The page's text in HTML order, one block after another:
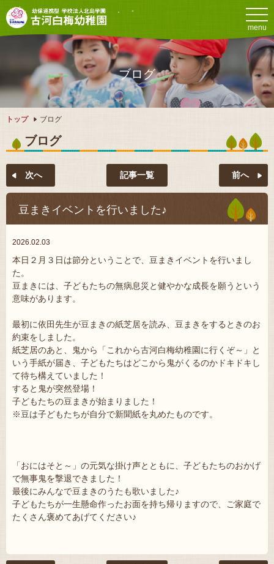
menu
ブログ
トップ ブログ
ブログ
記事一覧
豆まきイベントを行いました♪
2026.02.03
本日２月３日は節分ということで、豆まきイベントを行いまし
た。
豆まきには、子どもたちの無病息災と健やかな成長を願うという
意味があります。
最初に依田先生が豆まきの紙芝居を読み、豆まきをするときのお
約束をしました。
紙芝居のあと、鬼から「これから古河白梅幼稚園に行くぞ～」と
いう手紙が届き、子どもたちはどこから鬼がくるのかドキドキし
て待ち構えていました！
すると鬼が突然登場！
子どもたちの豆まきが始まりました！
※豆は子どもたちが自分で新聞紙を丸めたものです。
「おにはそと～」の元気な掛け声とともに、子どもたちのおかげ
で無事鬼を撃退できました！
最後にみんなで豆まきのうたも歌いました♪
子どもたちが一生懸命作ったお面を持ち帰りますので、ご家庭で
たくさん褒めてあげてください♪